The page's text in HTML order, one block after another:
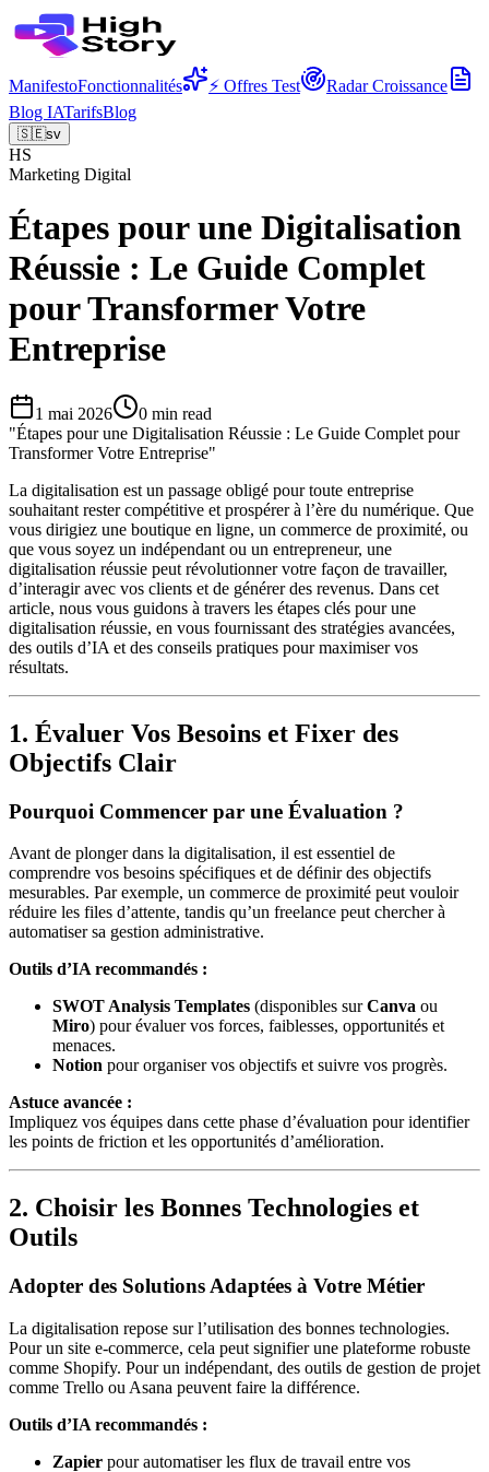
ManifestoFonctionnalités ⚡ Offres Test
Radar Croissance
Blog IATarifsBlog
🇸🇪sv
HS
Marketing Digital
Étapes pour une Digitalisation
Réussie : Le Guide Complet
pour Transformer Votre
Entreprise
1 mai 2026 0 min read
"Étapes pour une Digitalisation Réussie : Le Guide Complet pour
Transformer Votre Entreprise"
La digitalisation est un passage obligé pour toute entreprise
souhaitant rester compétitive et prospérer à l’ère du numérique. Que
vous dirigiez une boutique en ligne, un commerce de proximité, ou
que vous soyez un indépendant ou un entrepreneur, une
digitalisation réussie peut révolutionner votre façon de travailler,
d’interagir avec vos clients et de générer des revenus. Dans cet
article, nous vous guidons à travers les étapes clés pour une
digitalisation réussie, en vous fournissant des stratégies avancées,
des outils d’IA et des conseils pratiques pour maximiser vos
résultats.
1. Évaluer Vos Besoins et Fixer des
Objectifs Clair
Pourquoi Commencer par une Évaluation ?
Avant de plonger dans la digitalisation, il est essentiel de
comprendre vos besoins spécifiques et de définir des objectifs
mesurables. Par exemple, un commerce de proximité peut vouloir
réduire les files d’attente, tandis qu’un freelance peut chercher à
automatiser sa gestion administrative.
Outils d’IA recommandés :
SWOT Analysis Templates (disponibles surCanva ou
Miro) pour évaluer vos forces, faiblesses, opportunités et
menaces.
Notion pour organiser vos objectifs et suivre vos progrès.
Astuce avancée :
Impliquez vos équipes dans cette phase d’évaluation pour identifier
les points de friction et les opportunités d’amélioration.
2. Choisir les Bonnes Technologies et
Outils
Adopter des Solutions Adaptées à Votre Métier
La digitalisation repose sur l’utilisation des bonnes technologies.
Pour un site e-commerce, cela peut signifier une plateforme robuste
comme Shopify. Pour un indépendant, des outils de gestion de projet
comme Trello ou Asana peuvent faire la différence.
Outils d’IA recommandés :
Zapier pour automatiser les flux de travail entre vos